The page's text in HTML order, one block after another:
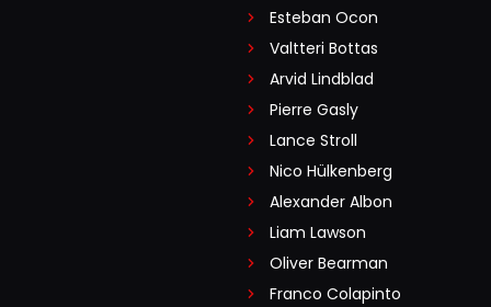
Esteban Ocon
Valtteri Bottas
Arvid Lindblad
Pierre Gasly
Lance Stroll
Nico Hülkenberg
Alexander Albon
Liam Lawson
Oliver Bearman
Franco Colapinto